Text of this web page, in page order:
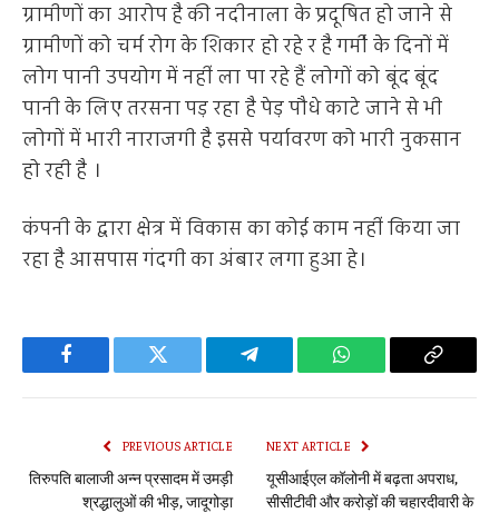
ग्रामीणों का आरोप है की नदीनाला के प्रदूषित हो जाने से
ग्रामीणों को चर्म रोग के शिकार हो रहे र है गर्मी के दिनों में
लोग पानी उपयोग में नहीं ला पा रहे हैं लोगों को बूंद बूंद
पानी के लिए तरसना पड़ रहा है पेड़ पौधे काटे जाने से भी
लोगों में भारी नाराजगी है इससे पर्यावरण को भारी नुकसान
हो रही है ।
कंपनी के द्वारा क्षेत्र में विकास का कोई काम नहीं किया जा
रहा है आसपास गंदगी का अंबार लगा हुआ हे।
Facebook Twitter Telegram WhatsApp Copy
PREVIOUS ARTICLE
तिरुपति बालाजी अन्न प्रसादम में उमड़ी
श्रद्धालुओं की भीड़, जादूगोड़ा
NEXT ARTICLE
यूसीआईएल कॉलोनी में बढ़ता अपराध,
सीसीटीवी और करोड़ों की चहारदीवारी के